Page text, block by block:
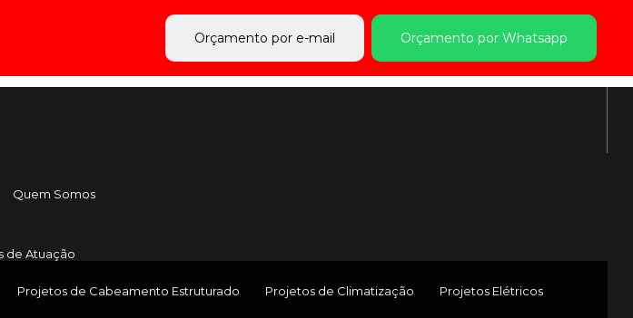
Orçamento por e-mail Orçamento por Whatsapp
Quem Somos
de Atuação
Projetos de Cabeamento Estruturado Projetos de Climatização Projetos Elétricos